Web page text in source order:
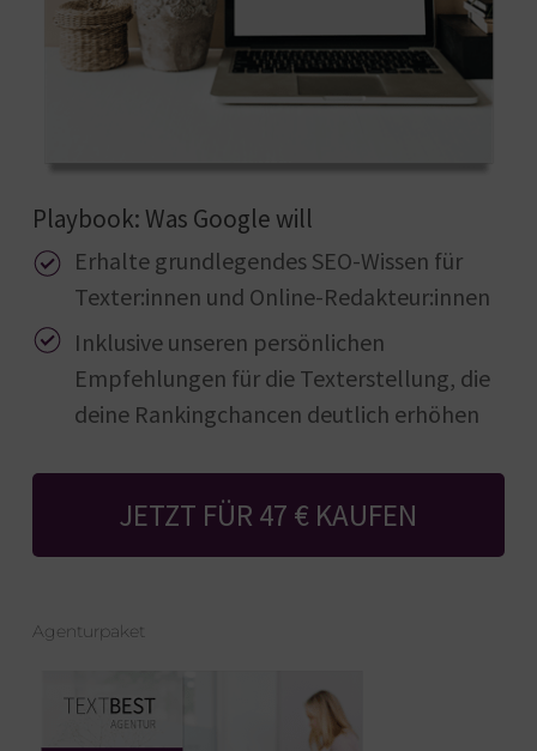
Playbook: Was Google will
Erhalte grundlegendes SEO-Wissen für
Texter:innen und Online-Redakteur:innen
Inklusive unseren persönlichen
Empfehlungen für die Texterstellung, die
deine Rankingchancen deutlich erhöhen
JETZT FÜR 47 € KAUFEN
Agenturpaket